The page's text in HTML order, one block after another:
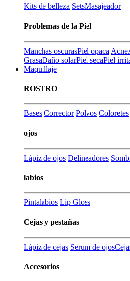
Kits de belleza SetsMasajeador
Problemas de la Piel
Manchas oscurasPiel opaca Acne
GrasaDaño solarPiel secaPiel
Maquillaje
ROSTRO
Bases Corrector Polvos Coloretes
ojos
Lápiz de ojos Delineadores
labios
Pintalabios Lip Gloss
Cejas y pestañas
Lápiz de cejas Serum de ojos
Accesorios